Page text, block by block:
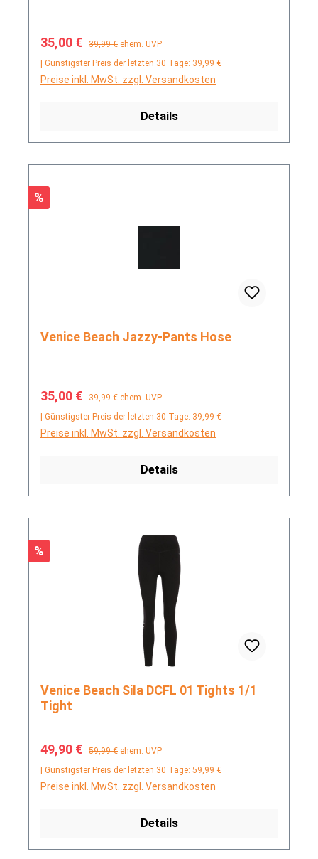
Verkaufspreis:
35,00 € Regulärer Preis:
39,99 € ehem. UVP
| Günstigster Preis der letzten 30 Tage: 39,99 €
Preise inkl. MwSt. zzgl. Versandkosten
Details
Rabatt
%
Venice Beach Jazzy-Pants Hose
Verkaufspreis:
35,00 € Regulärer Preis:
39,99 € ehem. UVP
| Günstigster Preis der letzten 30 Tage: 39,99 €
Preise inkl. MwSt. zzgl. Versandkosten
Details
Rabatt
%
Venice Beach Sila DCFL 01 Tights 1/1
Tight
Verkaufspreis:
49,90 € Regulärer Preis:
59,99 € ehem. UVP
| Günstigster Preis der letzten 30 Tage: 59,99 €
Preise inkl. MwSt. zzgl. Versandkosten
Details